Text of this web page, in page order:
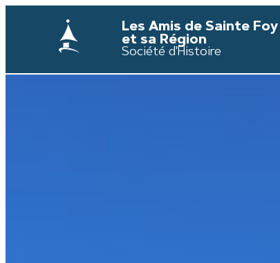
Les Amis de Sainte Foy
et sa Région
Société d'Histoire